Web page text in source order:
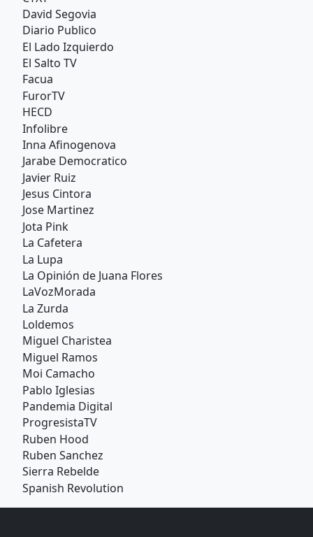
David Segovia
Diario Publico
El Lado Izquierdo
El Salto TV
Facua
FurorTV
HECD
Infolibre
Inna Afinogenova
Jarabe Democratico
Javier Ruiz
Jesus Cintora
Jose Martinez
Jota Pink
La Cafetera
La Lupa
La Opinión de Juana Flores
LaVozMorada
La Zurda
Loldemos
Miguel Charistea
Miguel Ramos
Moi Camacho
Pablo Iglesias
Pandemia Digital
ProgresistaTV
Ruben Hood
Ruben Sanchez
Sierra Rebelde
Spanish Revolution